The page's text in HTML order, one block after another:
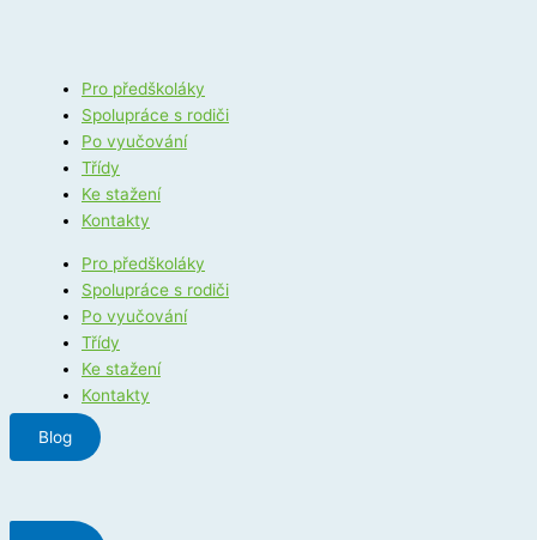
Pro předškoláky
Spolupráce s rodiči
Po vyučování
Třídy
Ke stažení
Kontakty
Pro předškoláky
Spolupráce s rodiči
Po vyučování
Třídy
Ke stažení
Kontakty
Blog